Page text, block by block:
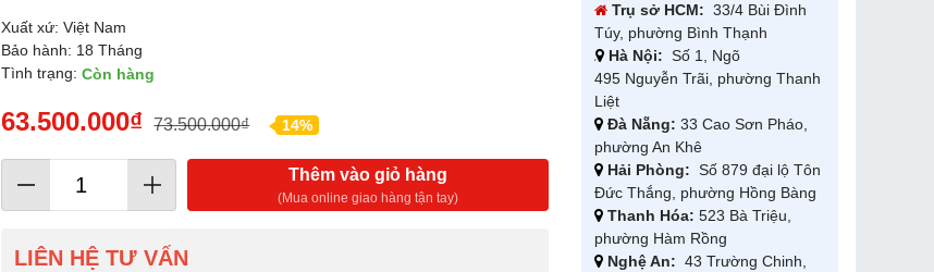
Xuất xứ: Việt Nam
Bảo hành: 18 Tháng
Tình trạng:Còn hàng
63.500.000₫ 73.500.000₫ 14%
Thêm vào giỏ hàng
(Mua online giao hàng tận tay)
LIÊN HỆ TƯ VẤN
Trụ sở HCM: 33/4 Bùi Đình
Túy, phường Bình Thạnh
Hà Nội: Số 1, Ngõ
495 Nguyễn Trãi, phường Thanh
Liệt
Đà Nẵng: 33 Cao Sơn Pháo,
phường An Khê
Hải Phòng: Số 879 đại lộ Tôn
Đức Thắng, phường Hồng Bàng
Thanh Hóa: 523 Bà Triệu,
phường Hàm Rồng
Nghệ An: 43 Trường Chinh,